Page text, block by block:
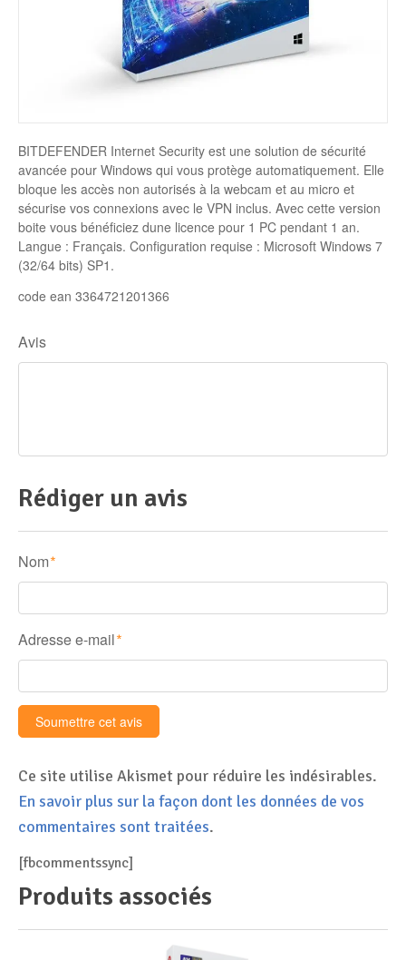
BITDEFENDER Internet Security est une solution de sécurité
avancée pour Windows qui vous protège automatiquement. Elle
bloque les accès non autorisés à la webcam et au micro et
sécurise vos connexions avec le VPN inclus. Avec cette version
boite vous bénéficiez dune licence pour 1 PC pendant 1 an.
Langue : Français. Configuration requise : Microsoft Windows 7
(32/64 bits) SP1.
code ean 3364721201366
Avis
Rédiger un avis
Nom *
Adresse e-mail *
Ce site utilise Akismet pour réduire les indésirables.
En savoir plus sur la façon dont les données de vos
commentaires sont traitées.
[fbcommentssync]
Produits associés